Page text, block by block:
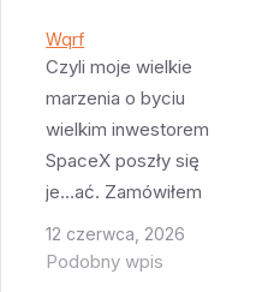
Wqrf
Czyli moje wielkie
marzenia o byciu
wielkim inwestorem
SpaceX poszły się
je…ać. Zamówiłem
700 akcji. Dostałem
10. Nie wiem jak oni to
12 czerwca, 2026
Podobny wpis